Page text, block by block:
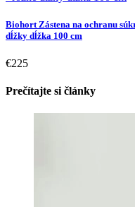
Biohort Zástena na ochranu
dĺžky dĺžka 100 cm
€225
Prečítajte si články